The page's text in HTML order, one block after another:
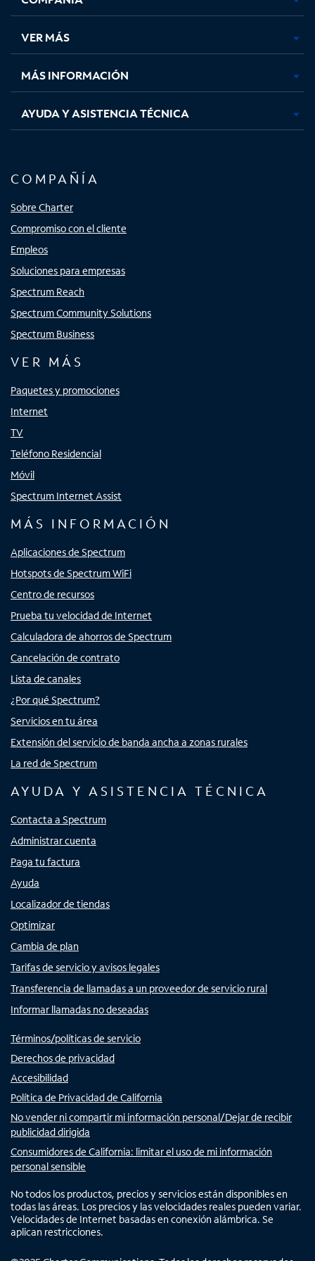
en
pestaña
nueva
en
pestaña
nueva
en
pestaña
nueva
en
nueva
VER MÁS
MÁS INFORMACIÓN
AYUDA Y ASISTENCIA TÉCNICA
COMPAÑÍA
Sobre Charter
Compromiso con el cliente
Empleos
Soluciones para empresas
Spectrum Reach
Spectrum Community Solutions
Spectrum Business
VER MÁS
Paquetes y promociones
Internet
TV
Teléfono Residencial
Móvil
Spectrum Internet Assist
MÁS INFORMACIÓN
Aplicaciones de Spectrum
Hotspots de Spectrum WiFi
Centro de recursos
Prueba tu velocidad de Internet
Calculadora de ahorros de Spectrum
Cancelación de contrato
Lista de canales
¿Por qué Spectrum?
Servicios en tu área
Extensión del servicio de banda ancha a zonas rurales
La red de Spectrum
AYUDA Y ASISTENCIA TÉCNICA
Contacta a Spectrum
Administrar cuenta
Paga tu factura
Ayuda
Localizador de tiendas
Optimizar
Cambia de plan
Tarifas de servicio y avisos legales
Transferencia de llamadas a un proveedor de servicio rural
Informar llamadas no deseadas
Términos/políticas de servicio
Derechos de privacidad
Accesibilidad
Política de Privacidad de California
No vender ni compartir mi información personal/Dejar de recibir
publicidad dirigida
Consumidores de California: limitar el uso de mi información
personal sensible
No todos los productos, precios y servicios están disponibles en
todas las áreas. Los precios y las velocidades reales pueden variar.
Velocidades de Internet basadas en conexión alámbrica. Se
aplican restricciones.